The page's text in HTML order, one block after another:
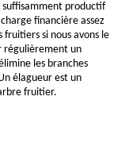
suffisamment productif
financière assez
si nous avons le
régulièrement un
les branches
élagueur est un
fruitier.